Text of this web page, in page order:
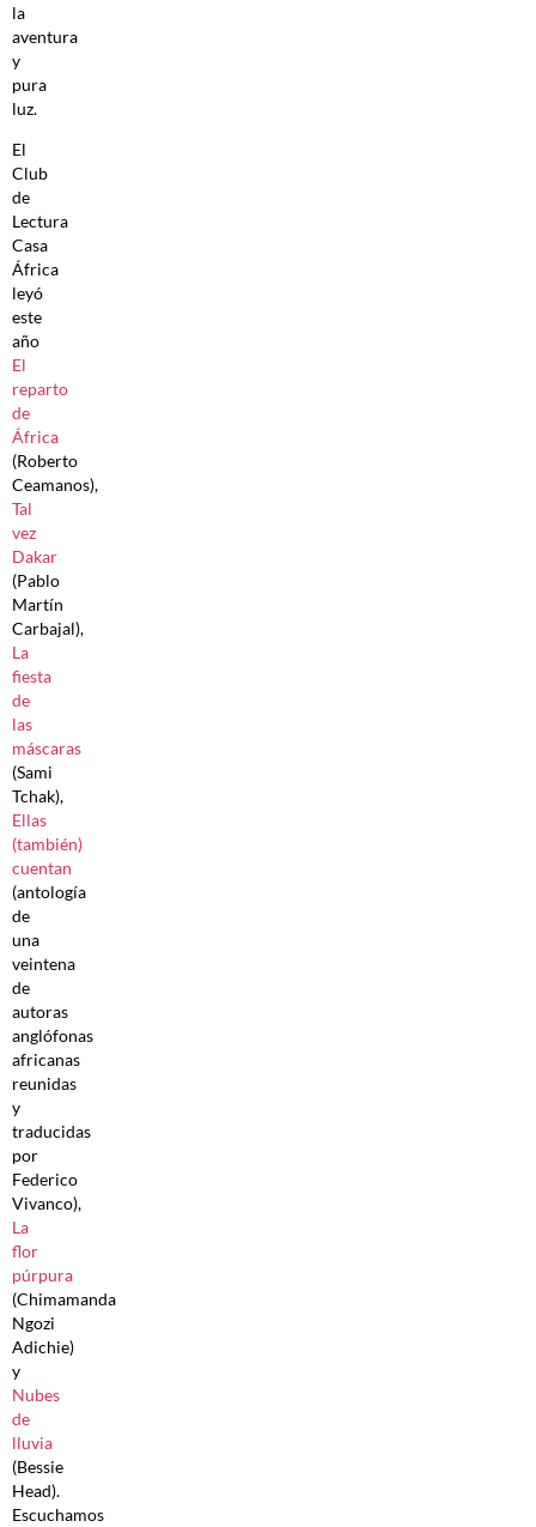
la
aventura
y
pura
luz.
El
Club
de
Lectura
Casa
África
leyó
este
año
El
reparto
de
África
(Roberto
Ceamanos),
Tal
vez
Dakar
(Pablo
Martín
Carbajal),
La
fiesta
de
las
máscaras
(Sami
Tchak),
Ellas
(también)
cuentan
(antología
de
una
veintena
de
autoras
anglófonas
africanas
reunidas
y
traducidas
por
Federico
Vivanco),
La
flor
púrpura
(Chimamanda
Ngozi
Adichie)
y
Nubes
de
lluvia
(Bessie
Head).
Escuchamos